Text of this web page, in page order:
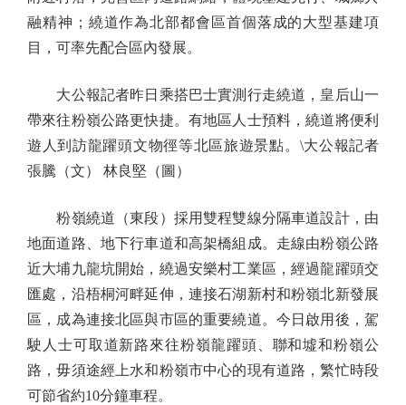
融精神；繞道作為北部都會區首個落成的大型基建項
目，可率先配合區內發展。
大公報記者昨日乘搭巴士實測行走繞道，皇后山一
帶來往粉嶺公路更快捷。有地區人士預料，繞道將便利
遊人到訪龍躍頭文物徑等北區旅遊景點。\大公報記者
張騰（文） 林良堅（圖）
粉嶺繞道（東段）採用雙程雙線分隔車道設計，由
地面道路、地下行車道和高架橋組成。走線由粉嶺公路
近大埔九龍坑開始，繞過安樂村工業區，經過龍躍頭交
匯處，沿梧桐河畔延伸，連接石湖新村和粉嶺北新發展
區，成為連接北區與市區的重要繞道。今日啟用後，駕
駛人士可取道新路來往粉嶺龍躍頭、聯和墟和粉嶺公
路，毋須途經上水和粉嶺市中心的現有道路，繁忙時段
可節省約10分鐘車程。